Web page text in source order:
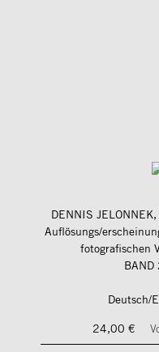
DENNIS
Auflösungs/
fotografischen
Deutsch/
24,00 €